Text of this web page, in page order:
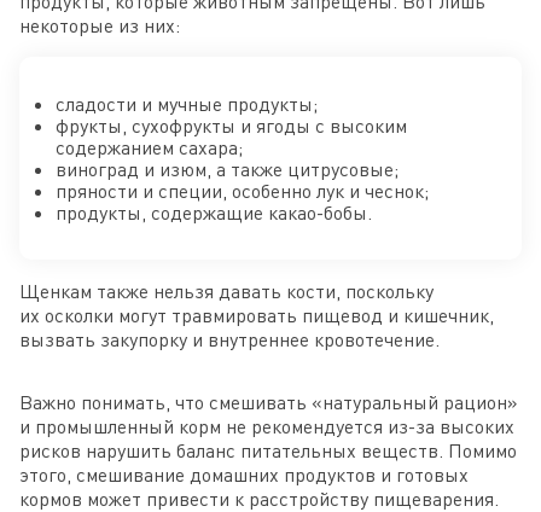
некоторые из них:
сладости и мучные продукты;
фрукты, сухофрукты и ягоды с высоким
содержанием сахара;
виноград и изюм, а также цитрусовые;
пряности и специи, особенно лук и чеснок;
продукты, содержащие какао-бобы.
Щенкам также нельзя давать кости, поскольку
их осколки могут травмировать пищевод и кишечник,
вызвать закупорку и внутреннее кровотечение.
Важно понимать, что смешивать «натуральный рацион»
и промышленный корм не рекомендуется из-за высоких
рисков нарушить баланс питательных веществ. Помимо
этого, смешивание домашних продуктов и готовых
кормов может привести к расстройству пищеварения.